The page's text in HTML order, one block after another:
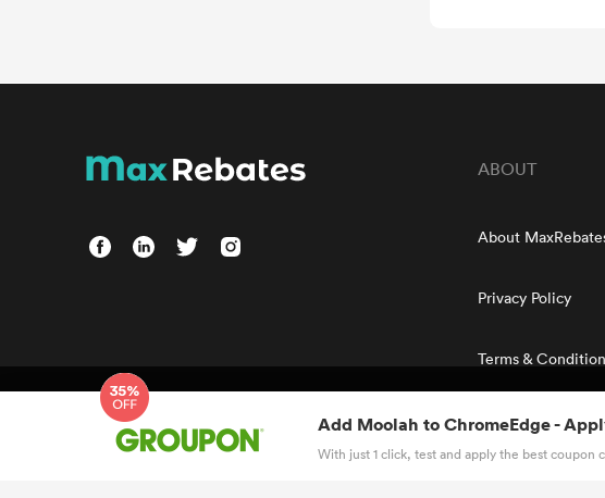
ABOUT
About
Privacy Policy
Terms &
Copyright ©
Add Moolah toChromeEdge-
With just 1 click, test and apply the best coupon
We use cookies to collect and analyze information on site performance
advertisements. According to GDPR, allowed us to view order references
Policyand the use of cookie.